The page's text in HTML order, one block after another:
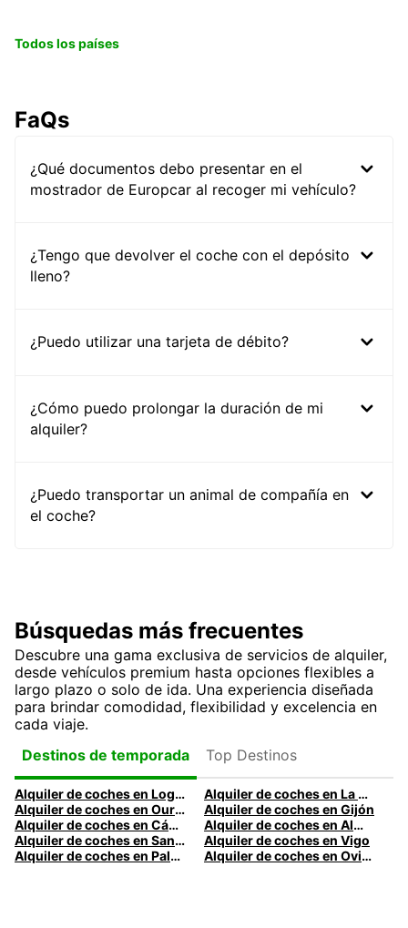
Todos los países
FaQs
¿Qué documentos debo presentar en el
mostrador de Europcar al recoger mi vehículo?
¿Tengo que devolver el coche con el depósito
lleno?
¿Puedo utilizar una tarjeta de débito?
¿Cómo puedo prolongar la duración de mi
alquiler?
¿Puedo transportar un animal de compañía en
el coche?
Búsquedas más frecuentes
Descubre una gama exclusiva de servicios de alquiler,
desde vehículos premium hasta opciones flexibles a
largo plazo o solo de ida. Una experiencia diseñada
para brindar comodidad, flexibilidad y excelencia en
cada viaje.
Destinos de temporada
Top Destinos
Alquiler de coches en Logroño
Alquiler de coches en La Coruña
Alquiler de coches en Ourense
Alquiler de coches en Gijón
Alquiler de coches en Cádiz
Alquiler de coches en Almería
Alquiler de coches en Santander
Alquiler de coches en Vigo
Alquiler de coches en Palma
Alquiler de coches en Oviedo